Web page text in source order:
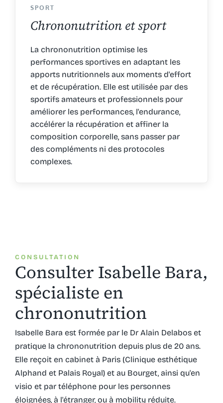
SPORT
Chrononutrition et sport
La chrononutrition optimise les
performances sportives en adaptant les
apports nutritionnels aux moments d'effort
et de récupération. Elle est utilisée par des
sportifs amateurs et professionnels pour
améliorer les performances, l'endurance,
accélérer la récupération et affiner la
composition corporelle, sans passer par
des compléments ni des protocoles
complexes.
CONSULTATION
Consulter Isabelle Bara,
spécialiste en
chrononutrition
Isabelle Bara est formée par le Dr Alain Delabos et
pratique la chrononutrition depuis plus de 20 ans.
Elle reçoit en cabinet à Paris (Clinique esthétique
Alphand et Palais Royal) et au Bourget, ainsi qu'en
visio et par téléphone pour les personnes
éloignées, à l'étranger, ou à mobility réduite.